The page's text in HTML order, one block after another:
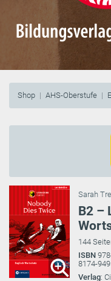
Shop AHS-Oberstufe
Sarah
B2 –
144
ISBN
8174-
Verlag: